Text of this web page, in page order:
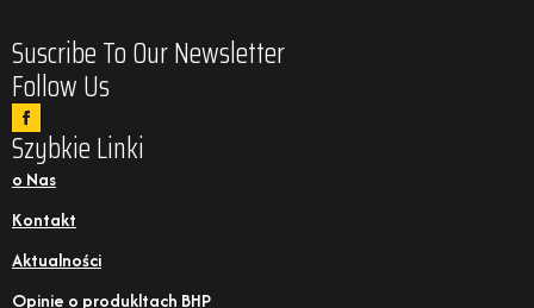
Suscribe To Our Newsletter
Follow Us
Szybkie Linki
o Nas
Kontakt
Aktualności
Opinie o produkltach BHP